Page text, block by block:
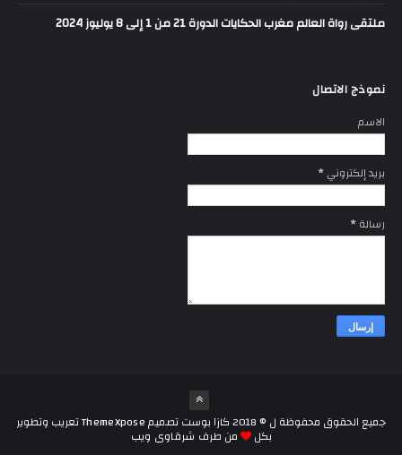
ملتقى رواة العالم مغرب الحكايات الدورة 21 من 1 إلى 8 يوليوز 2024
نموذج الاتصال
الاسم
بريد إلكتروني*
رسالة*
جميع الحقوق محفوظة ل ©2018كازا بوستتصميمThemeXposeتعريب وتطوير
بكل من طرف شرقاوى ويب